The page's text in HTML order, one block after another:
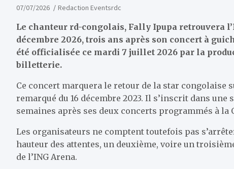
07/07/2026 Redaction Eventsrdc
Le chanteur rd-congolais, Fally Ipupa retrouvera
décembre 2026, trois ans après son concert à
été officialisée ce mardi 7 juillet 2026 par la
billetterie.
Ce concert marquera le retour de la star congolaise
remarqué du 16 décembre 2023. Il s’inscrit dans
semaines après ses deux concerts programmés à la
Les organisateurs ne comptent toutefois pas
hauteur des attentes, un deuxième, voire un
de l’ING Arena.